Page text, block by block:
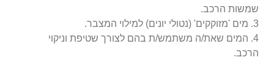
שמשות הרכב.
3. מים 'מזוקקים' (נטולי יונים) למילוי המצבר.
4. המים שאת/ה משתמש/ת בהם לצורך שטיפת וניקוי
הרכב.